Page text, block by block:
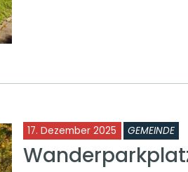
17. Dezember 2025 GEMEINDE